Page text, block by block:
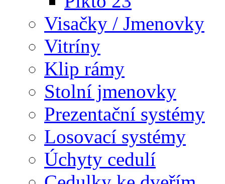
Visačky / Jmenovky
Vitríny
Klip rámy
Stolní jmenovky
Prezentační systémy
Losovací systémy
Úchyty cedulí